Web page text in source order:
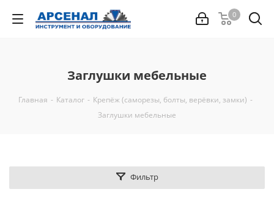
0
Заглушки мебельные
Главная - Каталог - Крепёж (саморезы, болты, верёвки, замки) -
Заглушки мебельные
Фильтр